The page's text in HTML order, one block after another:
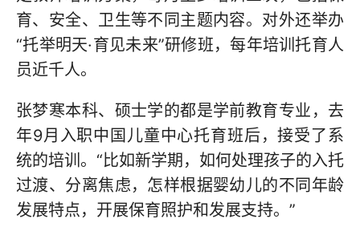
育、安全、卫生等不同主题内容。对外还举办
“托举明天·育见未来”研修班，每年培训托育人
员近千人。
张梦寒本科、硕士学的都是学前教育专业，去
年9月入职中国儿童中心托育班后，接受了系
统的培训。“比如新学期，如何处理孩子的入托
过渡、分离焦虑，怎样根据婴幼儿的不同年龄
发展特点，开展保育照护和发展支持。”